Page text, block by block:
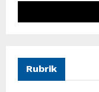
Rubrik